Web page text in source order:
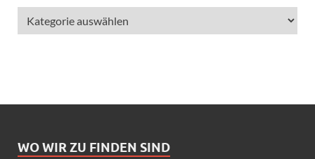
WO WIR ZU FINDEN SIND